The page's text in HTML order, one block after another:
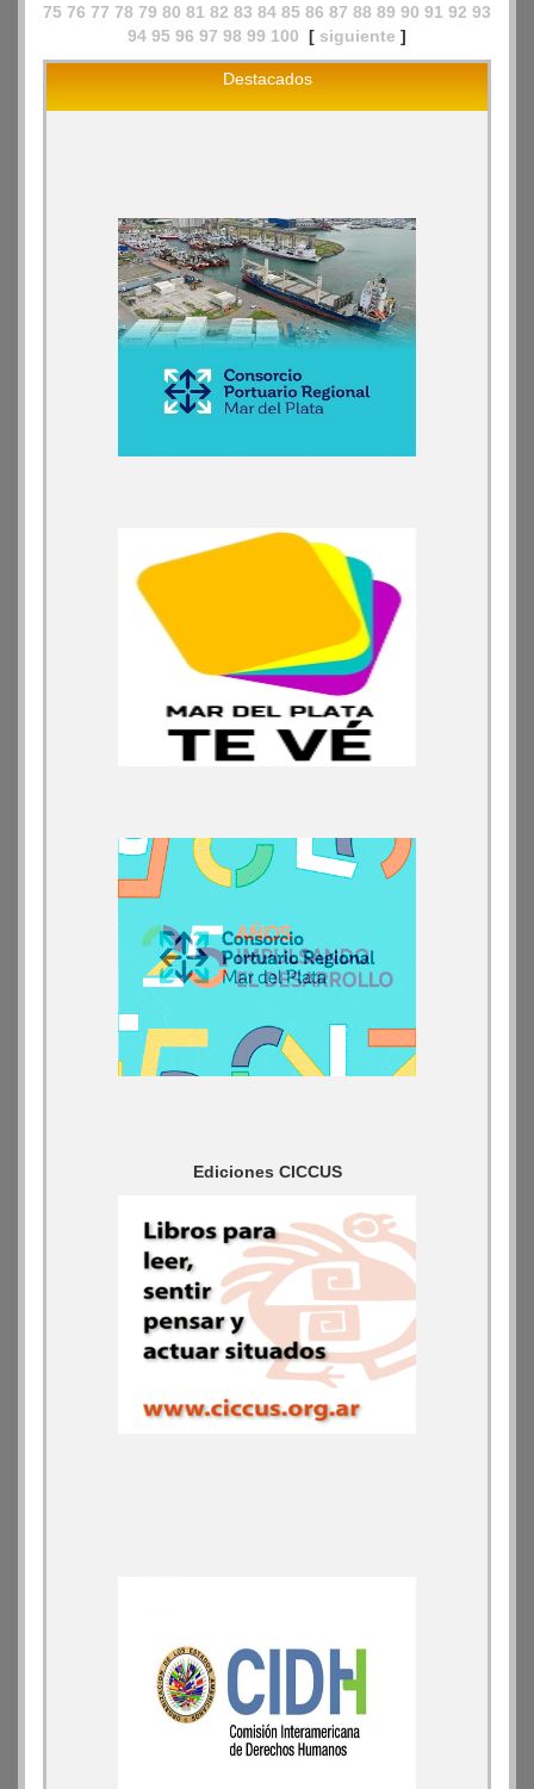
75 76 77 78 79 80 81 82 83 84 85 86 87 88 89 90 91 92 93
94 95 96 97 98 99 100 [ siguiente ]
Destacados
Ediciones CICCUS